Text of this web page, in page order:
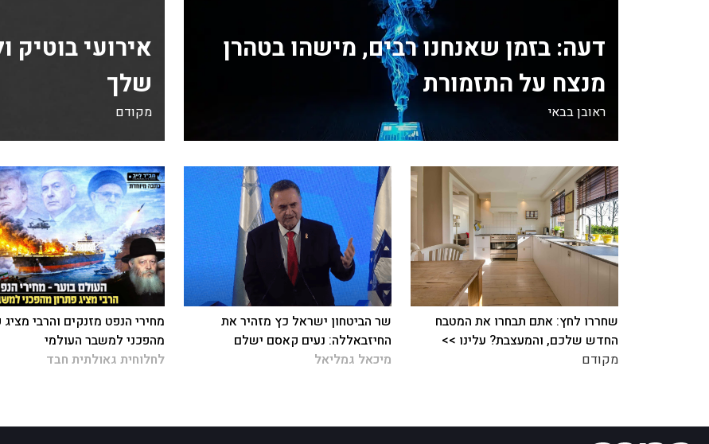
דעה: בזמן שאנחנו רבים, מישהו בטהרן
מנצח על התזמורת
ראובן בבאי
אירועי בוטיק
שלך
מקודם
שחררו לחץ: אתם תבחרו את המטבח
החדש שלכם, והמעצבת? עלינו >>
מקודם
שר הביטחון ישראל כץ מזהיר את
החיזבאללה: נעים קאסם ישלם
מיכאל גמליאל
מחירי הנפט מזנקים והרבי מציג
מהפכני למשבר העולמי
לחלוחית גאולתית חבד